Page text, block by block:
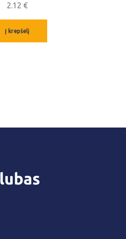
2.12 €
Į krepšelį